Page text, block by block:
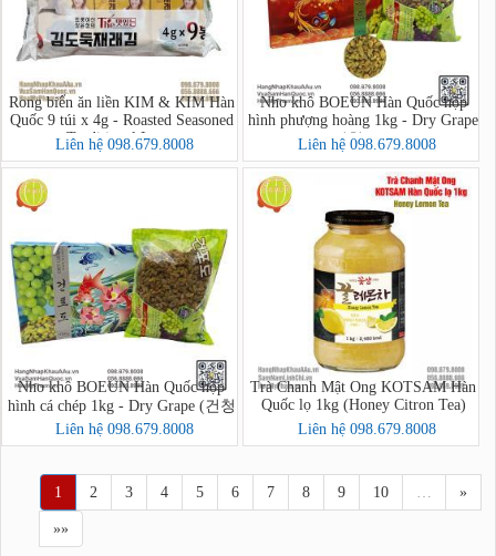
Rong biển ăn liền KIM & KIM Hàn
Quốc 9 túi x 4g - Roasted Seasoned
Traditional Laver
Liên hệ 098.679.8008
Nho khô BOEUN Hàn Quốc hộp
hình phượng hoàng 1kg - Dry Grape
(건청포도)
Liên hệ 098.679.8008
Nho khô BOEUN Hàn Quốc hộp
hình cá chép 1kg - Dry Grape (건청
포도)
Liên hệ 098.679.8008
Trà Chanh Mật Ong KOTSAM Hàn
Quốc lọ 1kg (Honey Citron Tea)
Liên hệ 098.679.8008
1 2 3 4 5 6 7 8 9 10 … »
»»